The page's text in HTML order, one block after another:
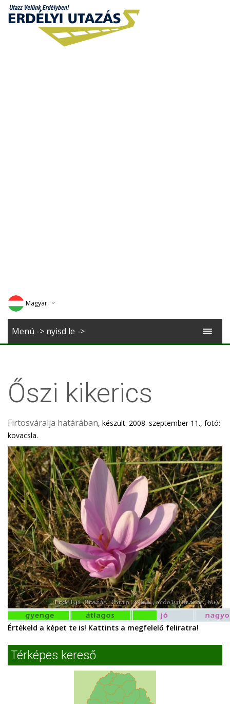
Magyar
Deutsch
Menü -> nyisd le ->
Őszi kikerics
Firtosváralja határában, készült: 2008. szeptember 11., fotó:
kovacsla.
Értékeld a képet te is! Kattints a megfelelő feliratra!
Térképes kereső